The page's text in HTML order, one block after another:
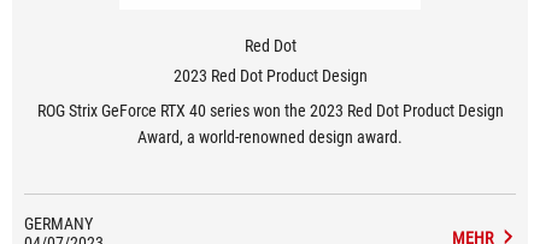
Red Dot
2023 Red Dot Product Design
ROG Strix GeForce RTX 40 series won the 2023 Red Dot Product Design
Award, a world-renowned design award.
GERMANY
MEHR